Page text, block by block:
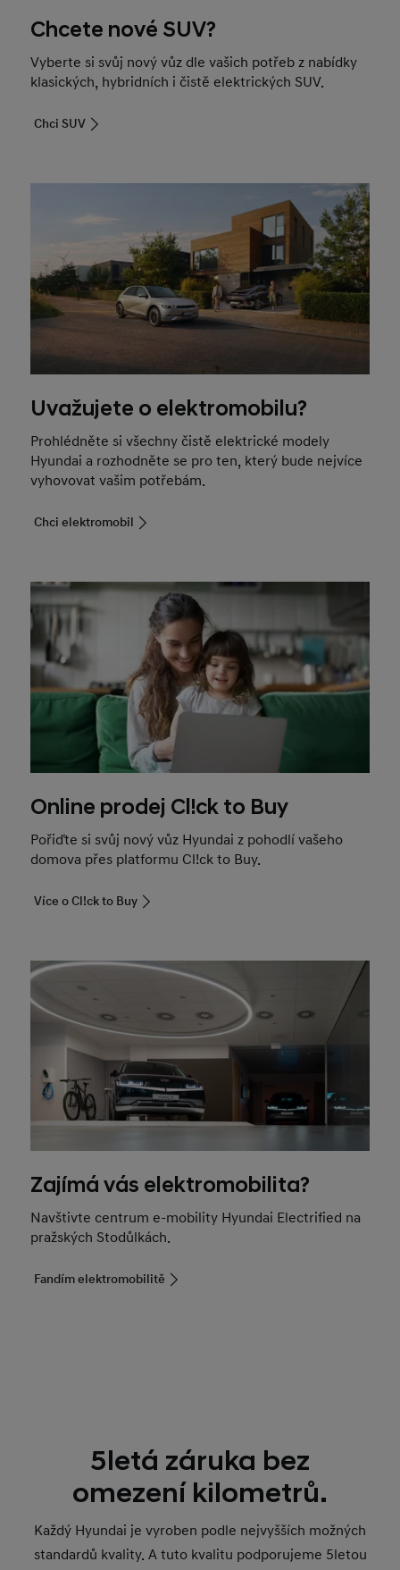
Chcete nové SUV?
Vyberte si svůj nový vůz dle vašich potřeb z nabídky
klasických, hybridních i čistě elektrických SUV.
Chci SUV
Uvažujete o elektromobilu?
Prohlédněte si všechny čistě elektrické modely
Hyundai a rozhodněte se pro ten, který bude nejvíce
vyhovovat vašim potřebám.
Chci elektromobil
Online prodej Cl!ck to Buy
Pořiďte si svůj nový vůz Hyundai z pohodlí vašeho
domova přes platformu Cl!ck to Buy.
Více o Cl!ck to Buy
Zajímá vás elektromobilita?
Navštivte centrum e-mobility Hyundai Electrified na
pražských Stodůlkách.
Fandím elektromobilitě
5letá záruka bez
omezení kilometrů.
Každý Hyundai je vyroben podle nejvyšších možných
standardů kvality. A tuto kvalitu podporujeme 5letou